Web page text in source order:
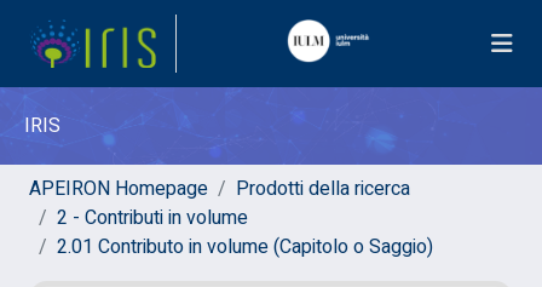
IRIS
APEIRON Homepage
Prodotti della ricerca
2 - Contributi in volume
2.01 Contributo in volume (Capitolo o Saggio)